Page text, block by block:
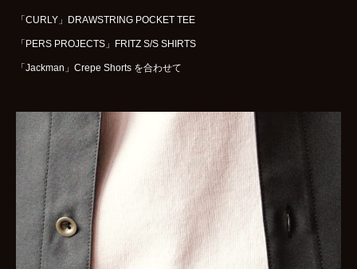
「CURLY」DRAWSTRING POCKET TEE
「PERS PROJECTS」FRITZ S/S SHIRTS
「Jackman」Crepe Shorts を合わせて